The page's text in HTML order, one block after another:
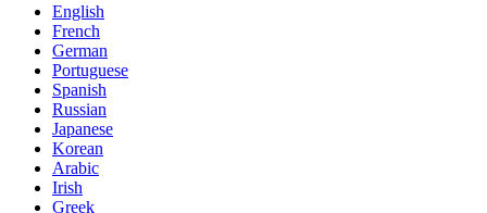
English
French
German
Portuguese
Spanish
Russian
Japanese
Korean
Arabic
Irish
Greek